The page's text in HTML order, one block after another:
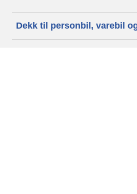
Dekk til personbil, varebil